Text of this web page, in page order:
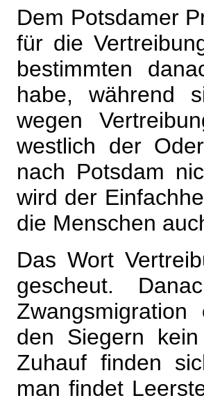
Dem Potsdamer
für die
bestimmten
habe, während
wegen
westlich der
nach Potsdam
wird der
die Menschen
Das Wort
gescheut.
den Siegern kein
Zuhauf finden
man findet